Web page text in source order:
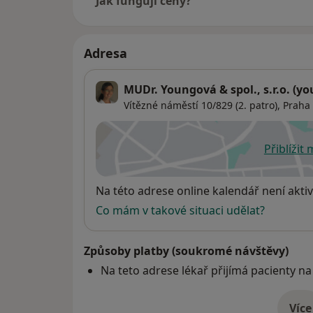
prohlížeč
* Založit novou kartu – pro úplně nového
* Založit nový účet OASYS – spárováním
identifikační údaje upravit sám
Technické řešení jsme specifikovali sami
Adresa
MUDr. Youngová & spol., s.r.o.
Vítězné náměstí 10/829 (2. patro), Praha
Přiblížit
Dostupnost
Na této adrese online kalendář není
Co mám v takové situaci udělat?
Způsoby platby (soukromé návštěvy)
Na teto adrese lékař přijímá pacienty
Více